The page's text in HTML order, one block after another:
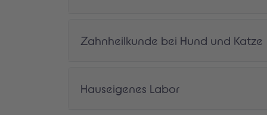
Zahnheilkunde bei Hund und Katze
Hauseigenes Labor